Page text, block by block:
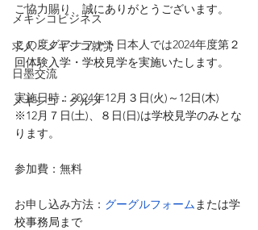
メキシコビジネス
求人・メキシコ就労
日墨交流
メキシコ・グルメ
ご協力賜り、 誠にありがとうございます。
この度グアナファト日本人では2024年度第２
回体験入学・学校見学を実施いたします。
実施日時：2024年12月３日(火)～12日(木)
※12月７日(土)、８日(日)は学校見学のみとな
ります。
参加費：無料
お申し込み方法： グーグルフォームまたは学
校事務局まで